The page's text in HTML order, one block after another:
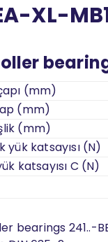
XL-
(mm)
(mm)
(mm)
yük katsayısı (N)
katsayısı C (N)
bearings 241..-